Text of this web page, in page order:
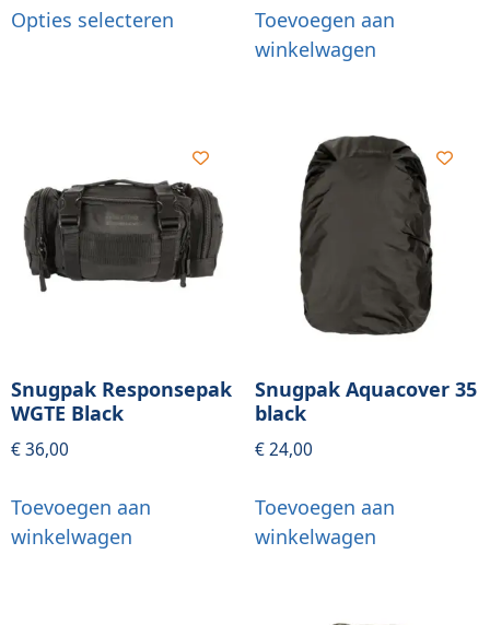
Opties selecteren
Toevoegen aan
winkelwagen
Snugpak Responsepak
WGTE Black
€36,00
Toevoegen aan
winkelwagen
Snugpak Aquacover 35
black
€24,00
Toevoegen aan
winkelwagen